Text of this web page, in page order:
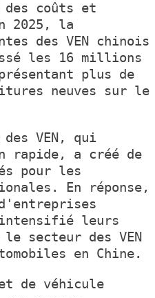
coûts et
2025, la
des VEN chinois
les 16 millions
plus de
neuves sur le
VEN, qui
rapide, a créé de
pour les
En réponse,
leurs
secteur des VEN
en Chine.
de véhicule